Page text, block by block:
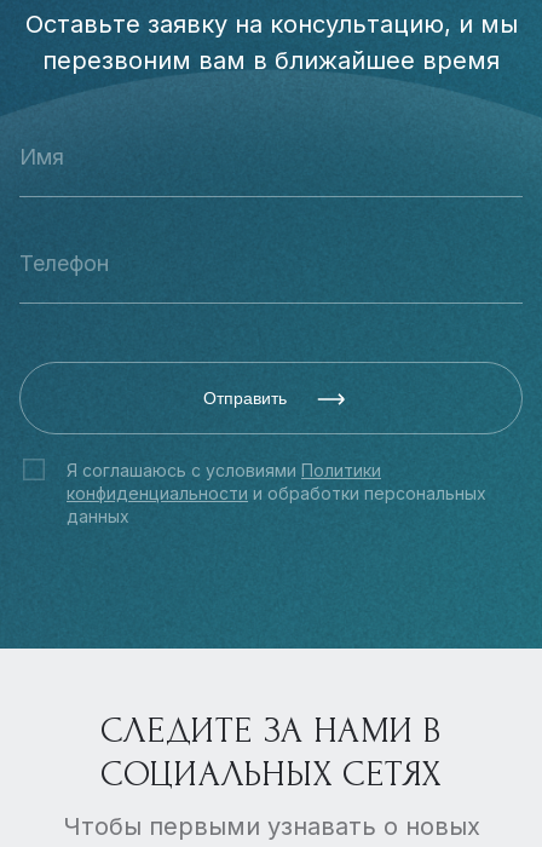
Оставьте заявку на консультацию, и мы
перезвоним вам в ближайшее время
Отправить
Я соглашаюсь с условиями Политики
конфиденциальности и обработки персональных
данных
СЛЕДИТЕ ЗА НАМИ В
СОЦИАЛЬНЫХ СЕТЯХ
Чтобы первыми узнавать о новых